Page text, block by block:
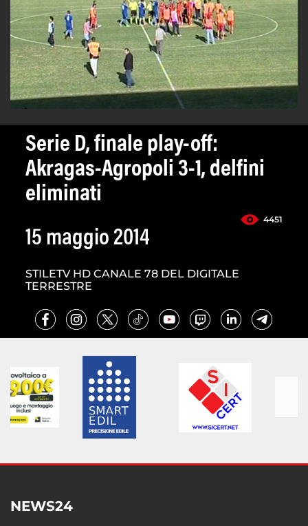
Serie D, finale play-off:
Akragas-Agropoli 3-1, delfini
eliminati
4451
15 maggio 2014
STILETV HD CANALE 78 DEL DIGITALE
TERRESTRE
NEWS24